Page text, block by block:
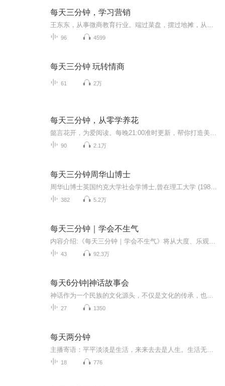
每天三分钟，学习营销
96 4599
每天三分钟 玩转情商
61 2万
每天三分钟，从零学养花
90 2.1万
每天三分钟周华山博士
382 5.2万
每天三分钟｜学会不生气
43 92.3万
每天6分钟|神话故事会
27 1350
每天两分钟
18 776